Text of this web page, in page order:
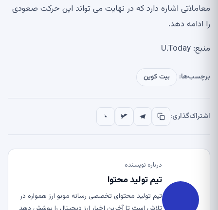
معاملاتی اشاره دارد که در نهایت می تواند این حرکت صعودی
را ادامه دهد.
منبع: U.Today
برچسب‌ها: بیت کوین
اشتراک‌گذاری:
درباره نویسنده
تیم تولید محتوا
تیم تولید محتوای تخصصی رسانه موبو ارز همواره در